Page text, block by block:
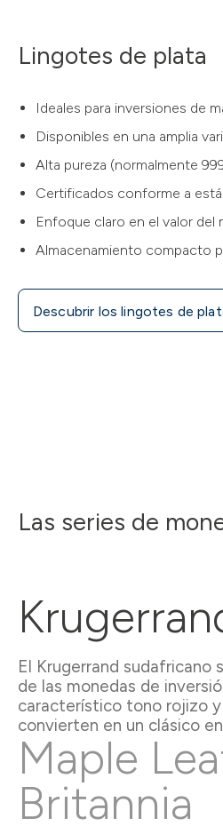
Lingotes de plata
Ideales para inversiones de
Disponibles en una amplia
Alta pureza (normalmente
Certificados conforme a
Enfoque claro en el valor del
Almacenamiento compacto
Descubrir los lingotes de
Las series de
El Krugerrand sudafricano
de las monedas de
característico tono rojizo
convierten en un clásico
Maple
Britannia